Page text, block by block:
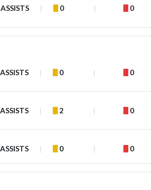
ASSISTS 0 0
ASSISTS 0 0
ASSISTS 2 0
ASSISTS 0 0